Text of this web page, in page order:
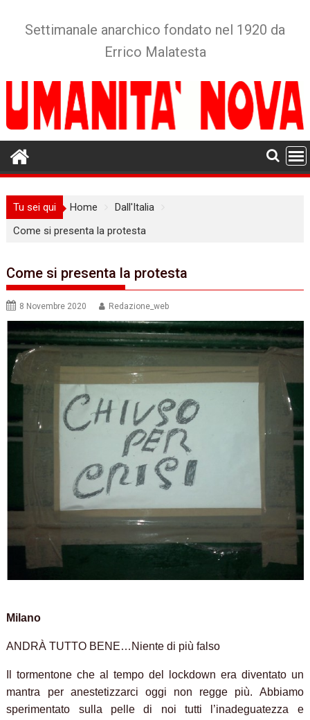
Settimanale anarchico fondato nel 1920 da
Errico Malatesta
Tu sei qui Home
Dall'Italia
Come si presenta la protesta
Come si presenta la protesta
8 Novembre 2020 Redazione_web
Milano
ANDRÀ TUTTO BENE…Niente di più falso
Il tormentone che al tempo del lockdown era diventato un
mantra per anestetizzarci oggi non regge più. Abbiamo
sperimentato sulla pelle di noi tutti l’inadeguatezza e